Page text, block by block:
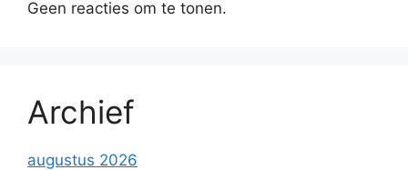
Geen reacties om te tonen.
Archief
augustus 2026